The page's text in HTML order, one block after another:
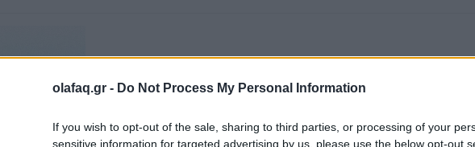
olafaq.gr - Do Not Process My Personal Information
If you wish to opt-out of the sale, sharing to third parties, or processing of your
sensitive information for targeted advertising by us, please use the below opt-out
Events
Βραδιές κινηματογράφου στη Δημοτική Αγορά
11.09.25